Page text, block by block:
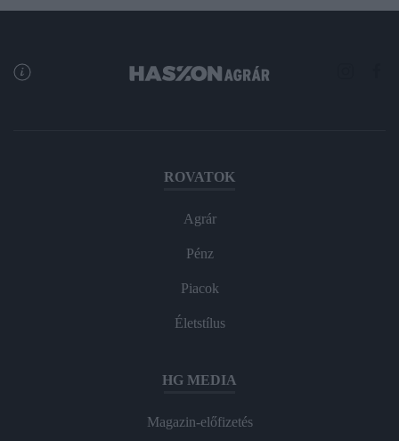
ROVATOK
Agrár
Pénz
Piacok
Életstílus
HG MEDIA
Magazin-előfizetés